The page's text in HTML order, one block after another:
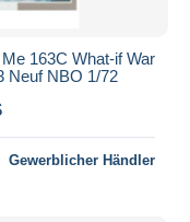
163C What-if War
Neuf NBO 1/72
Gewerblicher Händler